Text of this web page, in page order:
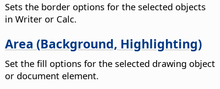
Sets the border options for the selected objects
in Writer or Calc.
Area (Background, Highlighting)
Set the fill options for the selected drawing object
or document element.